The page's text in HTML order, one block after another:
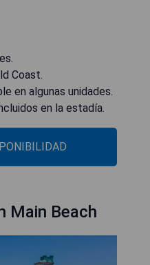
Coast.
en algunas unidades.
en la estadía.
Main Beach